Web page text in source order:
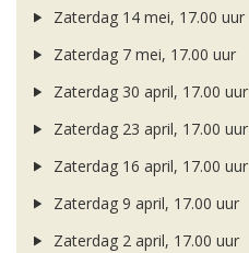
Zaterdag 14 mei, 17.00 uur
Zaterdag 7 mei, 17.00 uur
Zaterdag 30 april, 17.00 uur
Zaterdag 23 april, 17.00 uur
Zaterdag 16 april, 17.00 uur
Zaterdag 9 april, 17.00 uur
Zaterdag 2 april, 17.00 uur